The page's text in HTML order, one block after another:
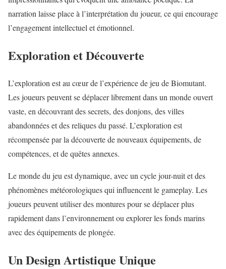
narration laisse place à l’interprétation du joueur, ce qui encourage
l’engagement intellectuel et émotionnel.
Exploration et Découverte
L’exploration est au cœur de l’expérience de jeu de Biomutant.
Les joueurs peuvent se déplacer librement dans un monde ouvert
vaste, en découvrant des secrets, des donjons, des villes
abandonnées et des reliques du passé. L’exploration est
récompensée par la découverte de nouveaux équipements, de
compétences, et de quêtes annexes.
Le monde du jeu est dynamique, avec un cycle jour-nuit et des
phénomènes météorologiques qui influencent le gameplay. Les
joueurs peuvent utiliser des montures pour se déplacer plus
rapidement dans l’environnement ou explorer les fonds marins
avec des équipements de plongée.
Un Design Artistique Unique